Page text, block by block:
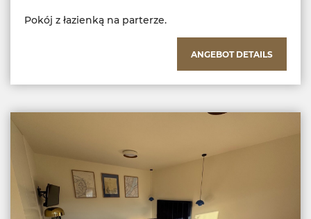
Pokój z łazienką na parterze.
ANGEBOT DETAILS